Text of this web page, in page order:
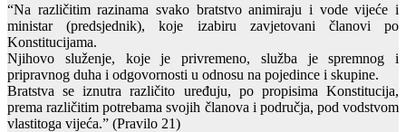
“Na različitim razinama svako bratstvo animiraju i vode vijeće i
ministar (predsjednik), koje izabiru zavjetovani članovi po
Konstitucijama.
Njihovo služenje, koje je privremeno, služba je spremnog i
pripravnog duha i odgovornosti u odnosu na pojedince i skupine.
Bratstva se iznutra različito uređuju, po propisima Konstitucija,
prema različitim potrebama svojih članova i područja, pod vodstvom
vlastitoga vijeća.” (Pravilo 21)